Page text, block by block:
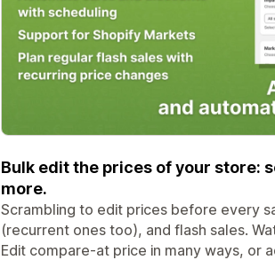
Bulk edit the prices of your store:
more.
Scrambling to edit prices before every
(recurrent ones too), and flash sales.
Edit compare-at price in many ways, or